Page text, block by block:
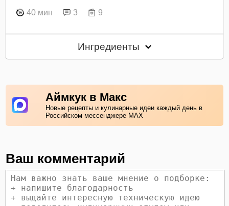
40 мин 3 9
Ингредиенты
Аймкук в Макс
Новые рецепты и кулинарные идеи каждый день в
Российском мессенджере MAX
Ваш комментарий